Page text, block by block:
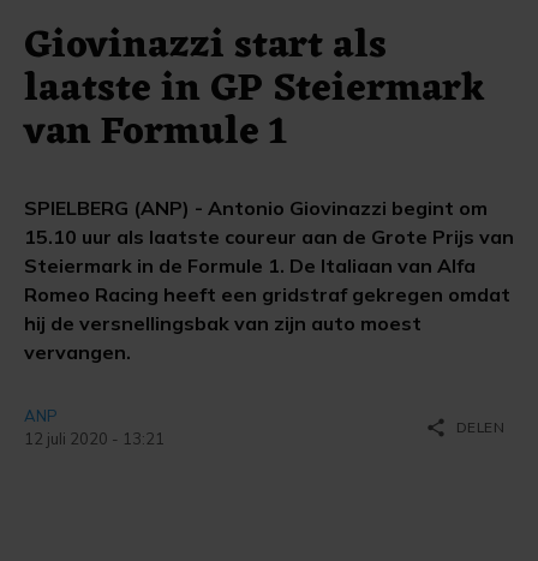
Giovinazzi start als
laatste in GP Steiermark
van Formule 1
SPIELBERG (ANP) - Antonio Giovinazzi begint om
15.10 uur als laatste coureur aan de Grote Prijs van
Steiermark in de Formule 1. De Italiaan van Alfa
Romeo Racing heeft een gridstraf gekregen omdat
hij de versnellingsbak van zijn auto moest
vervangen.
ANP
12 juli 2020 - 13:21
share DELEN